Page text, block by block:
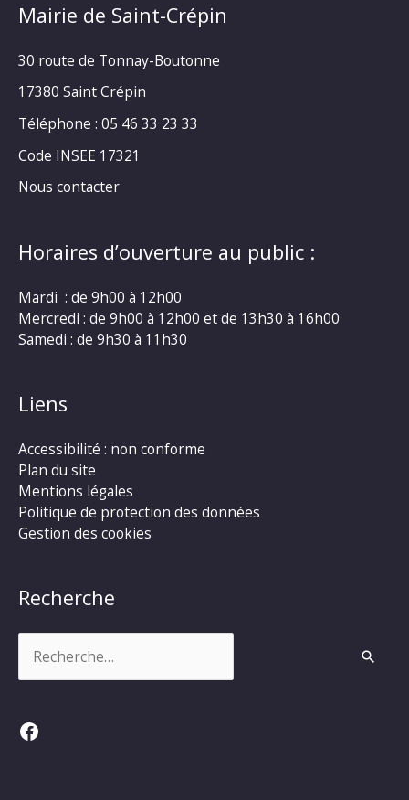
Mairie de Saint-Crépin
30 route de Tonnay-Boutonne
17380 Saint Crépin
Téléphone : 05 46 33 23 33
Code INSEE 17321
Nous contacter
Horaires d’ouverture au public :
Mardi : de 9h00 à 12h00
Mercredi : de 9h00 à 12h00 et de 13h30 à 16h00
Samedi : de 9h30 à 11h30
Liens
Accessibilité : non conforme
Plan du site
Mentions légales
Politique de protection des données
Gestion des cookies
Recherche
Facebook